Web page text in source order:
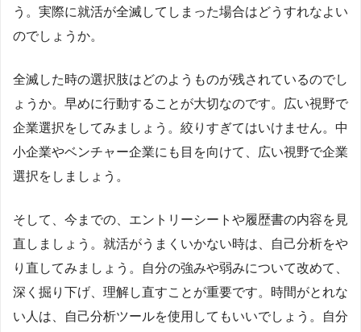
う。実際に就活が全滅してしまった場合はどうすれなよい
のでしょうか。
全滅した時の選択肢はどのようものが残されているのでし
ょうか。早めに行動することが大切なのです。広い視野で
企業選択をしてみましょう。絞りすぎてはいけません。中
小企業やベンチャー企業にも目を向けて、広い視野で企業
選択をしましょう。
そして、今までの、エントリーシートや履歴書の内容を見
直しましょう。就活がうまくいかない時は、自己分析をや
り直してみましょう。自分の強みや弱みについて改めて、
深く掘り下げ、理解し直すことが重要です。時間がとれな
い人は、自己分析ツールを使用してもいいでしょう。自分